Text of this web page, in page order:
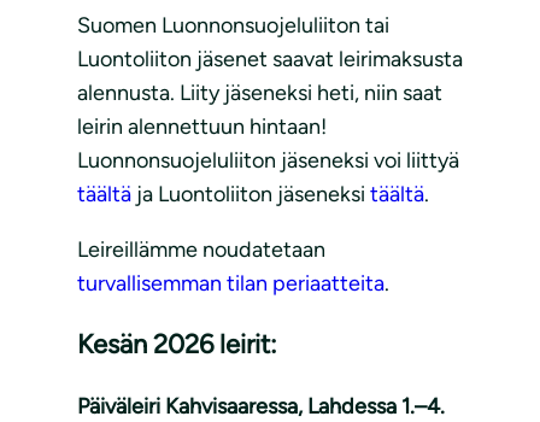
Suomen Luonnonsuojeluliiton tai
Luontoliiton jäsenet saavat leirimaksusta
alennusta. Liity jäseneksi heti, niin saat
leirin alennettuun hintaan!
Luonnonsuojeluliiton jäseneksi voi liittyä
täältä ja Luontoliiton jäseneksi täältä.
Leireillämme noudatetaan
turvallisemman tilan periaatteita.
Kesän 2026 leirit:
Päiväleiri Kahvisaaressa, Lahdessa 1.–4.